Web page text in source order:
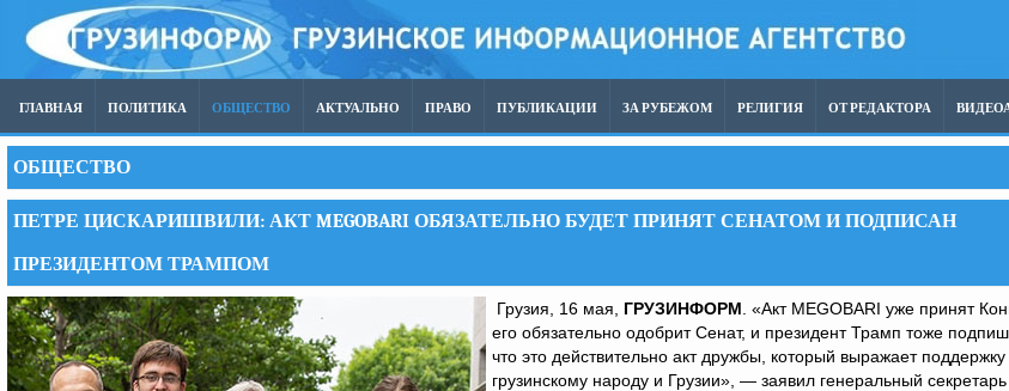
ГЛАВНАЯ ПОЛИТИКА ОБЩЕСТВО АКТУАЛЬНО ПРАВО ПУБЛИКАЦИИ ЗА РУБЕЖОМ РЕЛИГИЯ ОТ РЕДАКТОРА
ОБЩЕСТВО
ПЕТРЕ ЦИСКАРИШВИЛИ: АКТ MEGOBARI ОБЯЗАТЕЛЬНО БУДЕТ ПРИНЯТ СЕНАТОМ И ПОДПИСАН
ПРЕЗИДЕНТОМ ТРАМПОМ
Грузия, 16 мая, ГРУЗИНФОРМ . «Акт MEGOBARI уже принят
его обязательно одобрит Сенат, и президент Трамп тоже
что это действительно акт дружбы, который выражает поддержку
грузинскому народу и Грузии», — заявил генеральный